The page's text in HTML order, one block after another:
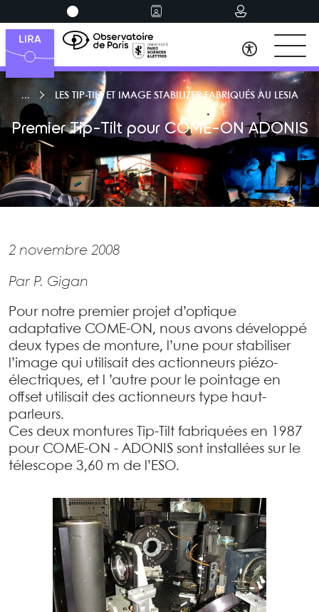
LES TIP-TILT ET IMAGE STABILIZER FABRIQUÉS AU LESIA
Premier Tip-Tilt pour COME-ON ADONIS
2 novembre 2008
Par P. Gigan
Pour notre premier projet d’optique
adaptative COME-ON, nous avons développé
deux types de monture, l’une pour stabiliser
l’image qui utilisait des actionneurs piézo-
électriques, et l ’autre pour le pointage en
offset utilisait des actionneurs type haut-
parleurs.
Ces deux montures Tip-Tilt fabriquées en 1987
pour COME-ON - ADONIS sont installées sur le
télescope 3,60 m de l’ESO.